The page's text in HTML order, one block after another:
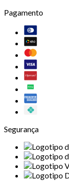
Pagamento
Segurança